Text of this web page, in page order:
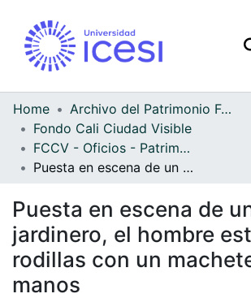
Home
Archivo del Patrimonio Fotográfico y Fílmico del Valle del Cauca
Fondo Cali Ciudad Visible
FCCV - Oficios - Patrimonial
Puesta en escena de un jardinero, el hombre está de rodillas con un machete en sus manos
Puesta en escena de
jardinero, el hombre
rodillas con un
manos